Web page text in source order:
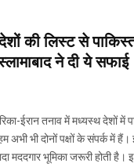
की लिस्ट से
ने दी ये सफाई
ईरान तनाव में मध्यस्थ देशों में
अभी भी दोनों पक्षों के संपर्क में हैं।
मददगार भूमिका जरूरी होती है।